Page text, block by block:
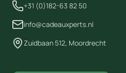
+31 (0)182-63 82 50
info@cadeauxperts.nl
Zuidbaan 512, Moordrecht